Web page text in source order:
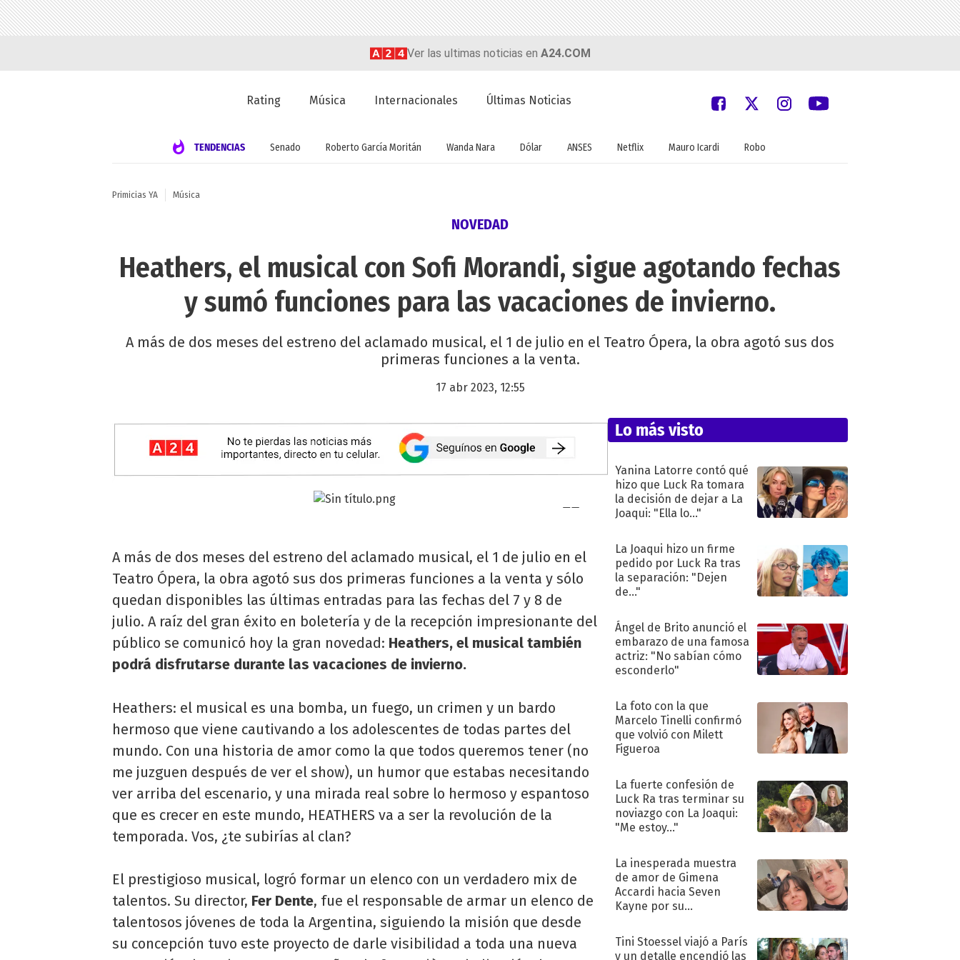
Ver las ultimas noticias en A24.COM
Rating Música Internacionales Últimas Noticias
TENDENCIAS Senado Roberto García Moritán Wanda Nara Dólar ANSES Netflix Mauro Icardi Robo
Primicias YA Música
NOVEDAD
Heathers, el musical con Sofi Morandi, sigue agotando fechas
y sumó funciones para las vacaciones de invierno.
A más de dos meses del estreno del aclamado musical, el 1 de julio en el Teatro Ópera, la obra agotó sus dos
primeras funciones a la venta.
17 abr 2023, 12:55
A más de dos meses del estreno del aclamado musical, el 1 de julio en el
Teatro Ópera, la obra agotó sus dos primeras funciones a la venta y sólo
quedan disponibles las últimas entradas para las fechas del 7 y 8 de
julio. A raíz del gran éxito en boletería y de la recepción impresionante del
público se comunicó hoy la gran novedad: Heathers, el musical también
podrá disfrutarse durante las vacaciones de invierno.
Heathers: el musical es una bomba, un fuego, un crimen y un bardo
hermoso que viene cautivando a los adolescentes de todas partes del
mundo. Con una historia de amor como la que todos queremos tener (no
me juzguen después de ver el show), un humor que estabas necesitando
ver arriba del escenario, y una mirada real sobre lo hermoso y espantoso
que es crecer en este mundo, HEATHERS va a ser la revolución de la
temporada. Vos, ¿te subirías al clan?
El prestigioso musical, logró formar un elenco con un verdadero mix de
talentos. Su director, Fer Dente, fue el responsable de armar un elenco de
talentosos jóvenes de toda la Argentina, siguiendo la misión que desde
su concepción tuvo este proyecto de darle visibilidad a toda una nueva
Lo más visto
Yanina Latorre contó qué
hizo que Luck Ra tomara
la decisión de dejar a La
Joaqui: "Ella lo..."
La Joaqui hizo un firme
pedido por Luck Ra tras
la separación: "Dejen
de..."
Ángel de Brito anunció el
embarazo de una famosa
actriz: "No sabían cómo
esconderlo"
La foto con la que
Marcelo Tinelli confirmó
que volvió con Milett
Figueroa
La fuerte confesión de
Luck Ra tras terminar su
noviazgo con La Joaqui:
"Me estoy..."
La inesperada muestra
de amor de Gimena
Accardi hacia Seven
Kayne por su
Tini Stoessel viajó a París
y un detalle encendió las